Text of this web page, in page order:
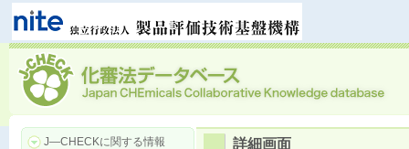
J―CHECKに関する情報 詳細画面